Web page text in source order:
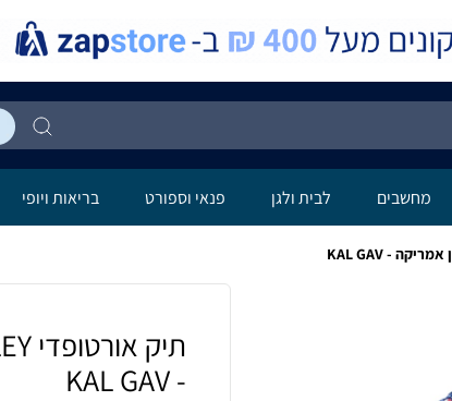
מחשבים לבית ולגן פנאי וספורט בריאות ויופי
- KAL GAV